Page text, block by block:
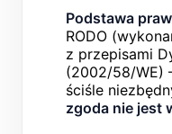
Podstawa
RODO
z przepisami
(2002/58/WE)
ściśle
zgoda nie jest